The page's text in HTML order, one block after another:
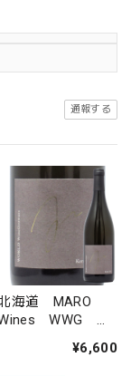
通報する
海道 MARO
WWG
¥6,600